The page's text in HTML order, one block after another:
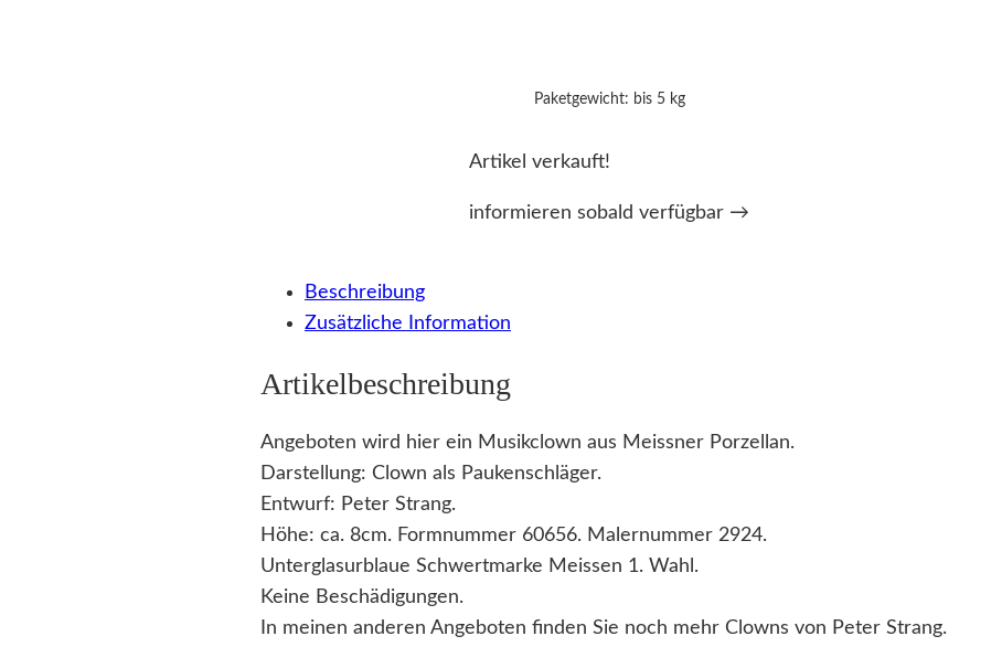
Paketgewicht: bis 5 kg
Artikel verkauft!
informieren sobald verfügbar →
Beschreibung
Zusätzliche Information
Artikelbeschreibung
Angeboten wird hier ein Musikclown aus Meissner Porzellan.
Darstellung: Clown als Paukenschläger.
Entwurf: Peter Strang.
Höhe: ca. 8cm. Formnummer 60656. Malernummer 2924.
Unterglasurblaue Schwertmarke Meissen 1. Wahl.
Keine Beschädigungen.
In meinen anderen Angeboten finden Sie noch mehr Clowns von Peter Strang.